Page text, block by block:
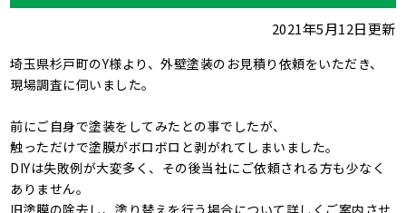
2021年5月12日更新
埼玉県杉戸町のY様より、外壁塗装のお見積り依頼をいただき、
現場調査に伺いました。
前にご自身で塗装をしてみたとの事でしたが、
触っただけで塗膜がボロボロと剥がれてしまいました。
DIYは失敗例が大変多く、その後当社にご依頼される方も少なく
ありません。
旧塗膜の除去し、塗り替えを行う場合について詳しくご案内させ